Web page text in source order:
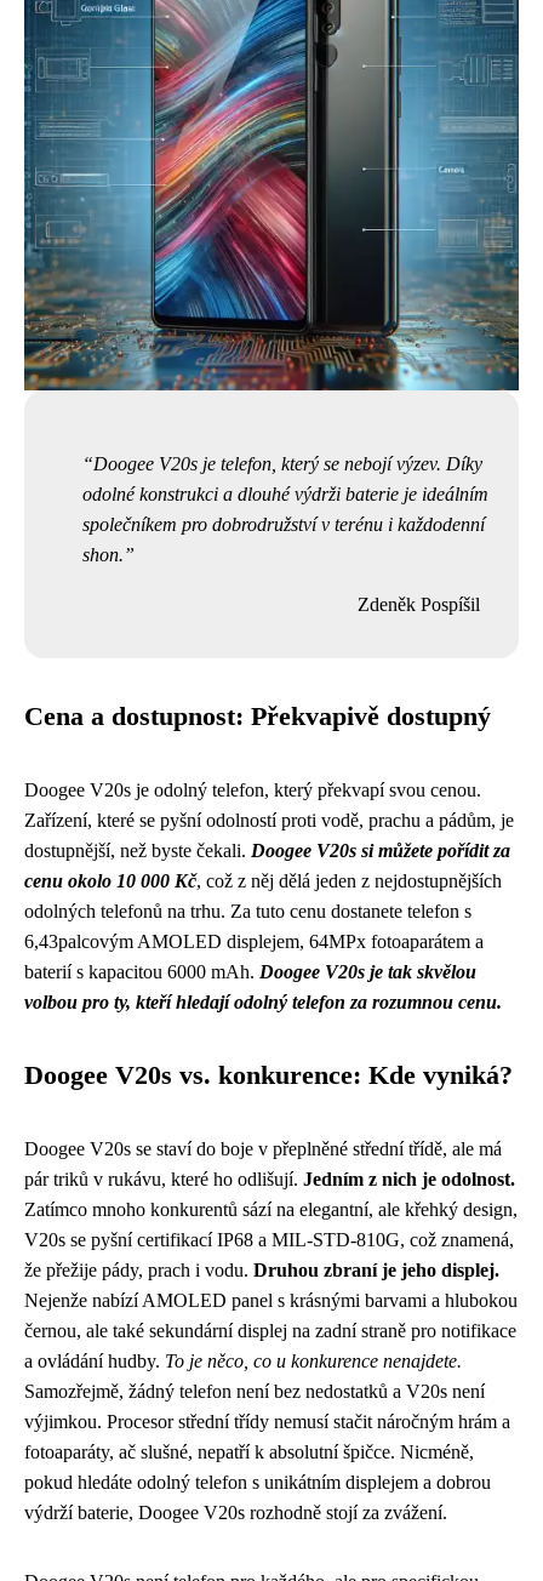
Doogee V20s je telefon, který se nebojí výzev. Díky
odolné konstrukci a dlouhé výdrži baterie je ideálním
společníkem pro dobrodružství v terénu i každodenní
shon.
Zdeněk Pospíšil
Cena a dostupnost: Překvapivě dostupný
Doogee V20s je odolný telefon, který překvapí svou cenou.
Zařízení, které se pyšní odolností proti vodě, prachu a pádům, je
dostupnější, než byste čekali. Doogee V20s si můžete pořídit za
cenu okolo 10 000 Kč, což z něj dělá jeden z nejdostupnějších
odolných telefonů na trhu. Za tuto cenu dostanete telefon s
6,43palcovým AMOLED displejem, 64MPx fotoaparátem a
baterií s kapacitou 6000 mAh. Doogee V20s je tak skvělou
volbou pro ty, kteří hledají odolný telefon za rozumnou cenu.
Doogee V20s vs. konkurence: Kde vyniká?
Doogee V20s se staví do boje v přeplněné střední třídě, ale má
pár triků v rukávu, které ho odlišují. Jedním z nich je odolnost.
Zatímco mnoho konkurentů sází na elegantní, ale křehký design,
V20s se pyšní certifikací IP68 a MIL-STD-810G, což znamená,
že přežije pády, prach i vodu. Druhou zbraní je jeho displej.
Nejenže nabízí AMOLED panel s krásnými barvami a hlubokou
černou, ale také sekundární displej na zadní straně pro notifikace
a ovládání hudby. To je něco, co u konkurence nenajdete.
Samozřejmě, žádný telefon není bez nedostatků a V20s není
výjimkou. Procesor střední třídy nemusí stačit náročným hrám a
fotoaparáty, ač slušné, nepatří k absolutní špičce. Nicméně,
pokud hledáte odolný telefon s unikátním displejem a dobrou
výdrží baterie, Doogee V20s rozhodně stojí za zvážení.